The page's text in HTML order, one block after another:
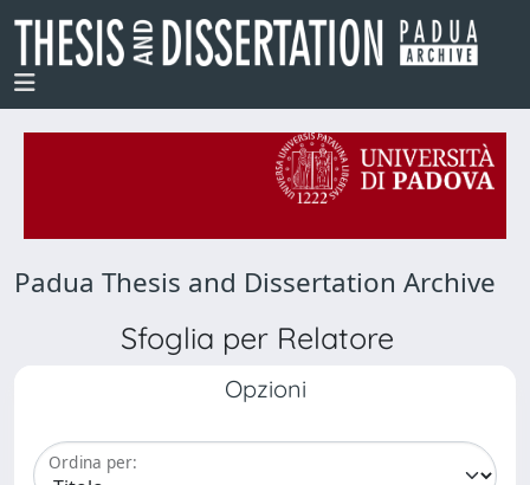
Padua Thesis and Dissertation Archive
Sfoglia per Relatore
Opzioni
Ordina per: